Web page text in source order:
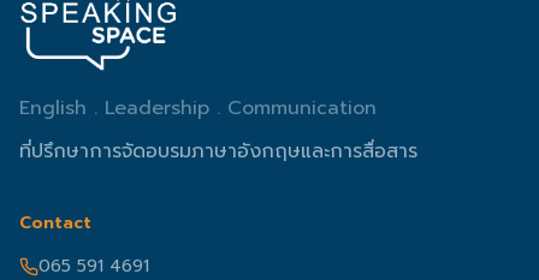
English . Leadership . Communication
ที่ปรึกษาการจัดอบรมภาษาอังกฤษและการสื่อสาร
Contact
065 591 4691